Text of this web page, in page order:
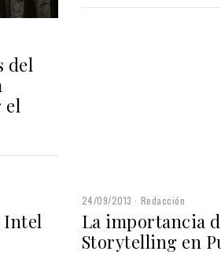
del
el
Intel
24/09/2013 Redacción
La importancia
Storytelling en